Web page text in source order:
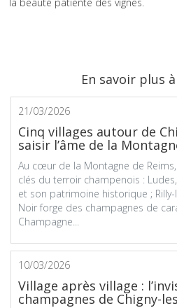
En savoir plus
21/03/2026
Cinq villages autour de
saisir l’âme de la
Au cœur de la Montagne de
clés du terroir champenois :
et son patrimoine historique ;
Noir forge des champagnes de
Champagne...
10/03/2026
Village après village :
champagnes de Chigny-